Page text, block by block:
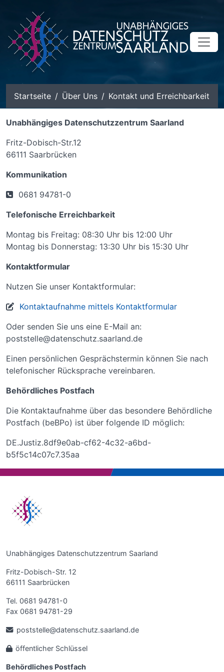
Startseite Über Uns Kontakt und Erreichbarkeit
Unabhängiges Datenschutzzentrum Saarland
Fritz-Dobisch-Str.12
66111 Saarbrücken
Kommunikation
0681 94781-0
Telefonische Erreichbarkeit
Montag bis Freitag: 08:30 Uhr bis 12:00 Uhr
Montag bis Donnerstag: 13:30 Uhr bis 15:30 Uhr
Kontaktformular
Nutzen Sie unser Kontaktformular:
Kontaktaufnahme mittels Kontaktformular
Oder senden Sie uns eine E-Mail an:
poststelle@datenschutz.saarland.de
Einen persönlichen Gesprächstermin können Sie nach
telefonischer Rücksprache vereinbaren.
Behördliches Postfach
Die Kontaktaufnahme über das besondere Behördliche
Postfach (beBPo) ist über folgende ID möglich:
DE.Justiz.8df9e0ab-cf62-4c32-a6bd-
b5f5c14c07c7.35aa
Unabhängiges Datenschutzzentrum Saarland
Fritz-Dobisch-Str. 12
66111 Saarbrücken
Tel. 0681 94781-0
Fax 0681 94781-29
poststelle@datenschutz.saarland.de
öffentlicher Schlüssel
Behördliches Postfach